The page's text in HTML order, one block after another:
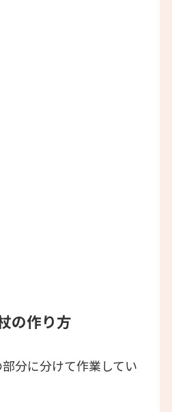
の作り方
分に分けて作業してい